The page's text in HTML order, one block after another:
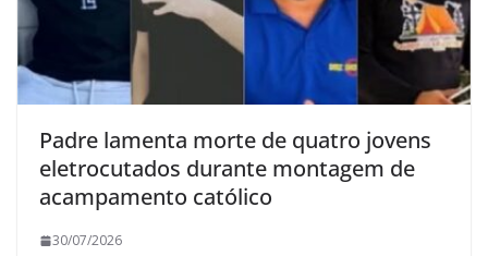
Padre lamenta morte de quatro jovens
eletrocutados durante montagem de
acampamento católico
30/07/2026